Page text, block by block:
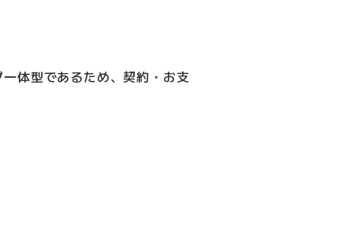
体型であるため、契約・お支